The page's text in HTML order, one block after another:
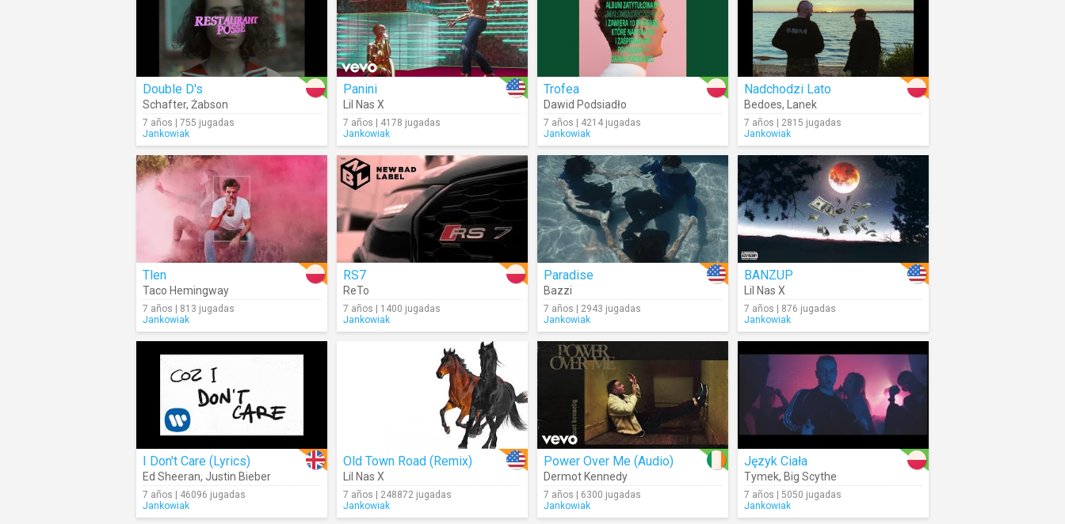
Double D's
Schafter, Żabson
7 años | 755 jugadas
Jankowiak
Panini
Lil Nas X
7 años | 4178 jugadas
Jankowiak
Trofea
Dawid Podsiadło
7 años | 4214 jugadas
Jankowiak
Nadchodzi Lato
Bedoes, Lanek
7 años | 2815 jugadas
Jankowiak
Tlen
Taco Hemingway
7 años | 813 jugadas
Jankowiak
RS7
ReTo
7 años | 1400 jugadas
Jankowiak
Paradise
Bazzi
7 años | 2943 jugadas
Jankowiak
BANZUP
Lil Nas X
7 años | 876 jugadas
Jankowiak
I Don't Care (Lyrics)
Ed Sheeran, Justin Bieber
7 años | 46096 jugadas
Jankowiak
Old Town Road (Remix)
Lil Nas X
7 años | 248872 jugadas
Jankowiak
Power Over Me (Audio)
Dermot Kennedy
7 años | 6300 jugadas
Jankowiak
Język Ciała
Tymek, Big Scythe
7 años | 5050 jugadas
Jankowiak